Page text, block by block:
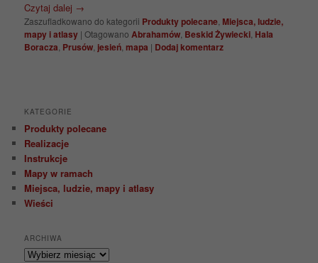
Czytaj dalej →
Zaszufladkowano do kategorii Produkty polecane Miejsca, ludzie,
mapy i atlasy |Otagowano Abrahamów Beskid Żywiecki Hala
Boracza Prusów jesień ,mapa | Dodaj komentarz
KATEGORIE
Produkty polecane
Realizacje
Instrukcje
Mapy w ramach
Miejsca, ludzie, mapy i atlasy
Wieści
ARCHIWA
Archiwa